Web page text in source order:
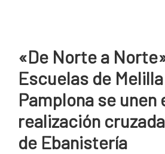
y
Superior
de
Diseño
de
Pamplona
«De Norte a
Escuelas de
Pamplona se unen
realización
de Ebanistería